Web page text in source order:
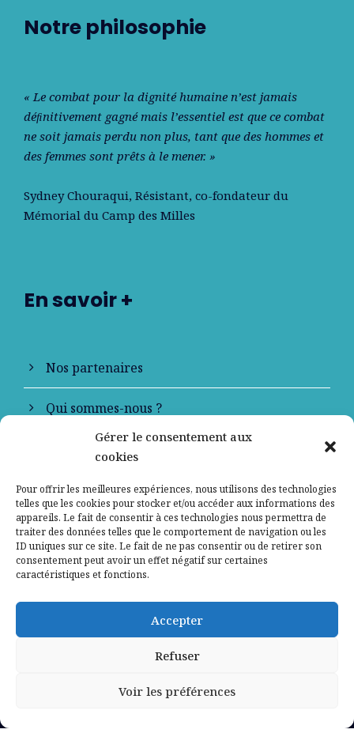
Gérer le consentement aux
cookies
Pour offrir les meilleures expériences, nous utilisons des technologies
telles que les cookies pour stocker et/ou accéder aux informations des
appareils. Le fait de consentir à ces technologies nous permettra de
traiter des données telles que le comportement de navigation ou les
ID uniques sur ce site. Le fait de ne pas consentir ou de retirer son
consentement peut avoir un effet négatif sur certaines
caractéristiques et fonctions.
Accepter
Refuser
Voir les préférences
Notre philosophie
« Le combat pour la dignité humaine n’est jamais
déﬁnitivement gagné mais l’essentiel est que ce combat
ne soit jamais perdu non plus, tant que des hommes et
des femmes sont prêts à le mener. »
Sydney Chouraqui, Résistant, co-fondateur du
Mémorial du Camp des Milles
En savoir +
Nos partenaires
Qui sommes-nous ?
Contactez-nous
Mentions légales
Politique de confidentialité